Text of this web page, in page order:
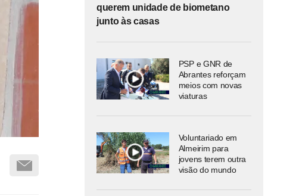
querem unidade de biometano
junto às casas
PSP e GNR de
Abrantes reforçam
meios com novas
viaturas
Voluntariado em
Almeirim para
jovens terem outra
visão do mundo